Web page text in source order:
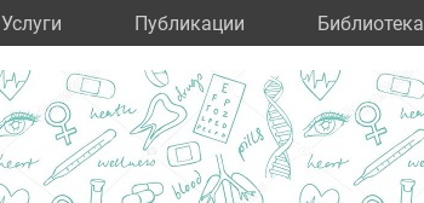
Услуги Публикации Библиотека